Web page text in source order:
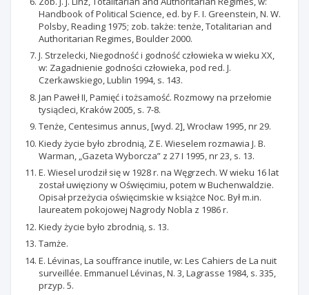
Handbook of Political Science, ed. by F. I. Greenstein, N. W.
Polsby, Reading 1975; zob. także: tenże, Totalitarian and
Authoritarian Regimes, Boulder 2000.
J. Strzelecki, Niegodność i godność człowieka w wieku XX,
w: Zagadnienie godności człowieka, pod red. J.
Czerkawskiego, Lublin 1994, s. 143.
Jan Paweł II, Pamięć i tożsamość. Rozmowy na przełomie
tysiącleci, Kraków 2005, s. 7-8.
Tenże, Centesimus annus, [wyd. 2], Wrocław 1995, nr 29.
Kiedy życie było zbrodnią, Z E. Wieselem rozmawia J. B.
Warman, „Gazeta Wyborcza” z 27 I 1995, nr 23, s. 13.
E. Wiesel urodził się w 1928 r. na Węgrzech. W wieku 16 lat
został uwięziony w Oświęcimiu, potem w Buchenwaldzie.
Opisał przeżycia oświęcimskie w książce Noc. Był m.in.
laureatem pokojowej Nagrody Nobla z 1986 r.
Kiedy życie było zbrodnią, s. 13.
Tamże.
E. Lévinas, La souffrance inutile, w: Les Cahiers de La nuit
surveillée. Emmanuel Lévinas, N. 3, Lagrasse 1984, s. 335,
przyp. 5.